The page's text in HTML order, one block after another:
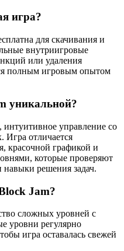
игра?
для скачивания и
внутриигровые
или удаления
полным игровым опытом
уникальной?
интуитивное управление со
Игра отличается
красочной графикой и
которые проверяют
навыки решения задач.
Jam?
сложных уровней с
уровни регулярно
игра оставалась свежей